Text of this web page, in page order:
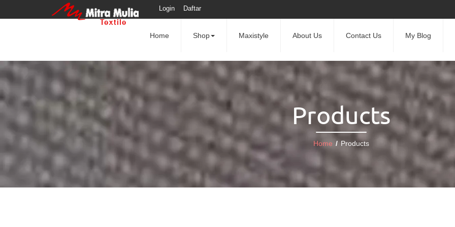
Login Daftar
Home Shop Maxistyle About Us Contact Us My Blog
Products
Home / Products